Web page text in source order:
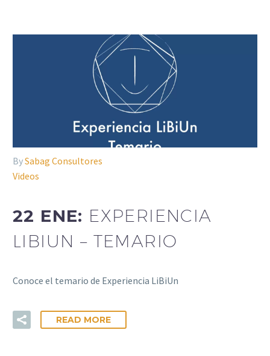
BySabag Consultores
Videos
22 ENE: EXPERIENCIA
LIBIUN – TEMARIO
Conoce el temario de Experiencia LiBiUn
READ MORE